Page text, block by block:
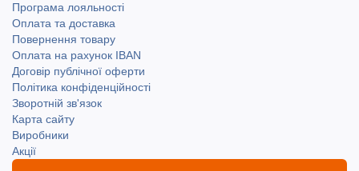
Програма лояльності
Оплата та доставка
Повернення товару
Оплата на рахунок IBAN
Договір публічної оферти
Політика конфіденційності
Зворотній зв'язок
Карта сайту
Виробники
Акції